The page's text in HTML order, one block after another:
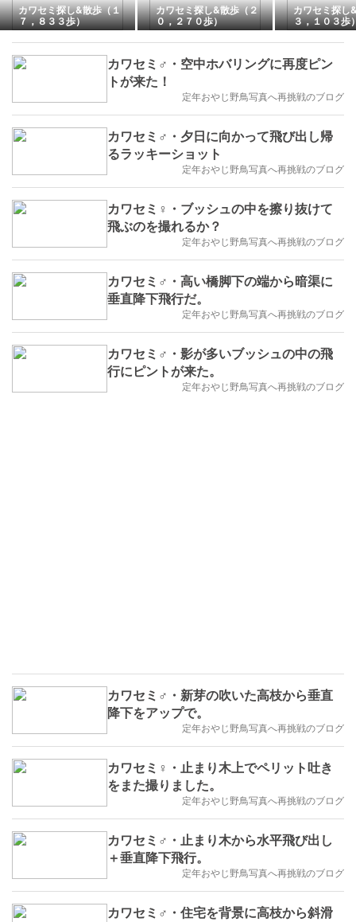
カワセミ探し&散歩（１
７，８３３歩）
カワセミ探し&散歩（２
０，２７０歩）
カワセミ探し
３，１０３歩
カワセミ♂・空中ホバリングに再度ピン
トが来た！
定年おやじ野鳥写真へ再挑戦のブログ
カワセミ♂・夕日に向かって飛び出し帰
るラッキーショット
定年おやじ野鳥写真へ再挑戦のブログ
カワセミ♀・ブッシュの中を擦り抜けて
飛ぶのを撮れるか？
定年おやじ野鳥写真へ再挑戦のブログ
カワセミ♂・高い橋脚下の端から暗渠に
垂直降下飛行だ。
定年おやじ野鳥写真へ再挑戦のブログ
カワセミ♂・影が多いブッシュの中の飛
行にピントが来た。
定年おやじ野鳥写真へ再挑戦のブログ
カワセミ♂・新芽の吹いた高枝から垂直
降下をアップで。
定年おやじ野鳥写真へ再挑戦のブログ
カワセミ♀・止まり木上でペリット吐き
をまた撮りました。
定年おやじ野鳥写真へ再挑戦のブログ
カワセミ♂・止まり木から水平飛び出し
＋垂直降下飛行。
定年おやじ野鳥写真へ再挑戦のブログ
カワセミ♂・住宅を背景に高枝から斜滑